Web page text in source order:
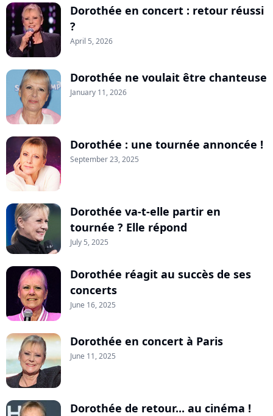
Dorothée en concert : retour réussi
?
April 5, 2026
Dorothée ne voulait être chanteuse
January 11, 2026
Dorothée : une tournée annoncée !
September 23, 2025
Dorothée va-t-elle partir en
tournée ? Elle répond
July 5, 2025
Dorothée réagit au succès de ses
concerts
June 16, 2025
Dorothée en concert à Paris
June 11, 2025
Dorothée de retour... au cinéma !